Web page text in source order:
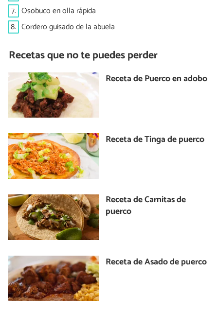
7. Osobuco en olla rápida
8. Cordero guisado de la abuela
Recetas que no te puedes perder
Receta de Puerco en adobo
Receta de Tinga de puerco
Receta de Carnitas de
puerco
Receta de Asado de puerco